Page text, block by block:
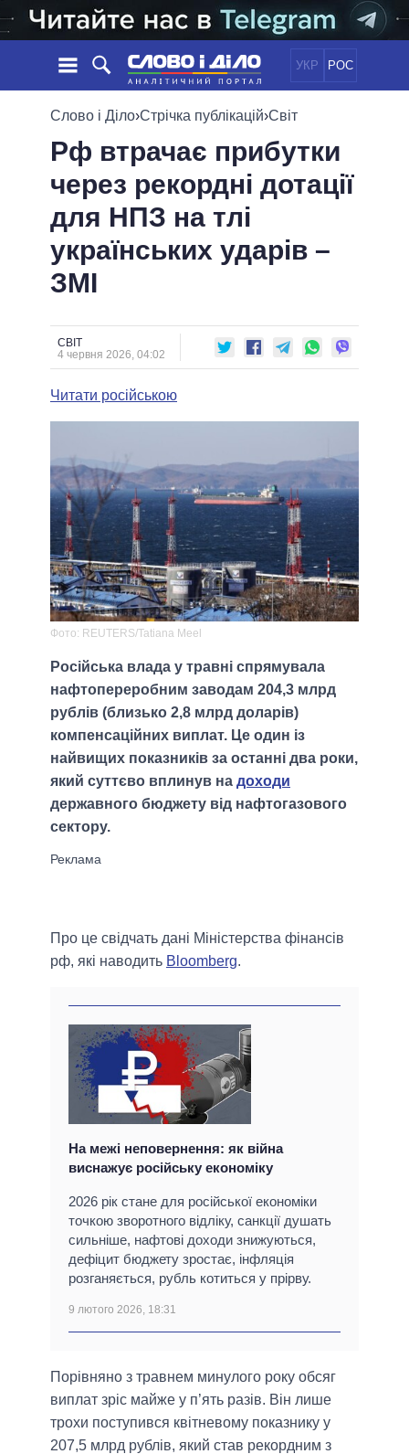
УКР РОС
НОВИНИ
СТРІЧКА
ПОДІЇ
СТАТТІ
ОГЛЯДИ
ДАЙДЖЕСТИ
ПОЛІТИКА
ЕКОНОМІКА
СУСПІЛЬСТВО
ОБIЦЯНКИ
ПОЛIТИКИ
УСІ ПОЛІТИКИ
ПРЕЗИДЕНТ І ОФІС
ВЕРХОВНА РАДА
ГОЛОВИ ОБЛАДМІНІСТРАЦІЙ
МЕРИ МІСТ
ВСІ ПЕРСОНИ
ПОРІВНЯННЯ ПОЛІТИКІВ
Слово і Діло›Стрічка публікацій›Світ
Рф втрачає прибутки
через рекордні дотації
для НПЗ на тлі
українських ударів –
ЗМІ
СВІТ
4 червня 2026, 04:02
Читати російською
Фото: REUTERS/Tatiana Meel
Російська влада у травні спрямувала
нафтопереробним заводам 204,3 млрд
рублів (близько 2,8 млрд доларів)
компенсаційних виплат. Це один із
найвищих показників за останні два роки,
який суттєво вплинув на доходи
державного бюджету від нафтогазового
сектору.
Про це свідчать дані Міністерства фінансів
рф, які наводить Bloomberg.
На межі неповернення: як війна
виснажує російську економіку
2026 рік стане для російської економіки
точкою зворотного відліку, санкції душать
сильніше, нафтові доходи знижуються,
дефіцит бюджету зростає, інфляція
розганяється, рубль котиться у прірву.
9 лютого 2026, 18:31
Порівняно з травнем минулого року обсяг
виплат зріс майже у п’ять разів. Він лише
трохи поступився квітневому показнику у
207,5 млрд рублів, який став рекордним з